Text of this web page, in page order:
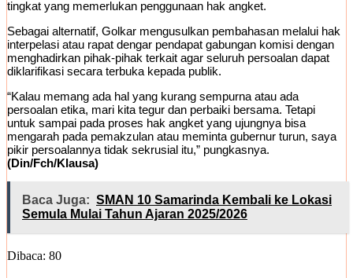
tingkat yang memerlukan penggunaan hak angket.
Sebagai alternatif, Golkar mengusulkan pembahasan melalui hak
interpelasi atau rapat dengar pendapat gabungan komisi dengan
menghadirkan pihak-pihak terkait agar seluruh persoalan dapat
diklarifikasi secara terbuka kepada publik.
“Kalau memang ada hal yang kurang sempurna atau ada
persoalan etika, mari kita tegur dan perbaiki bersama. Tetapi
untuk sampai pada proses hak angket yang ujungnya bisa
mengarah pada pemakzulan atau meminta gubernur turun, saya
pikir persoalannya tidak sekrusial itu,” pungkasnya.
(Din/Fch/Klausa)
Baca Juga: SMAN 10 Samarinda Kembali ke Lokasi
Semula Mulai Tahun Ajaran 2025/2026
Dibaca: 80